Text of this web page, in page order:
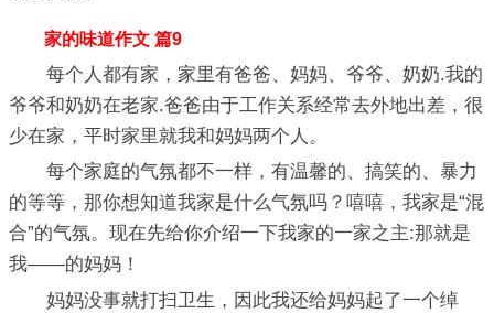
家的味道作文 篇9
每个人都有家，家里有爸爸、妈妈、爷爷、奶奶.我的
爷爷和奶奶在老家.爸爸由于工作关系经常去外地出差，很
少在家，平时家里就我和妈妈两个人。
每个家庭的气氛都不一样，有温馨的、搞笑的、暴力
的等等，那你想知道我家是什么气氛吗？嘻嘻，我家是“混
合”的气氛。现在先给你介绍一下我家的一家之主:那就是
我——的妈妈！
妈妈没事就打扫卫生，因此我还给妈妈起了一个绰